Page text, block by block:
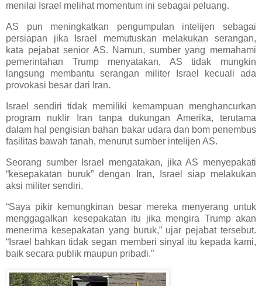
menilai Israel melihat momentum ini sebagai peluang.
AS pun meningkatkan pengumpulan intelijen sebagai
persiapan jika Israel memutuskan melakukan serangan,
kata pejabat senior AS. Namun, sumber yang memahami
pemerintahan Trump menyatakan, AS tidak mungkin
langsung membantu serangan militer Israel kecuali ada
provokasi besar dari Iran.
Israel sendiri tidak memiliki kemampuan menghancurkan
program nuklir Iran tanpa dukungan Amerika, terutama
dalam hal pengisian bahan bakar udara dan bom penembus
fasilitas bawah tanah, menurut sumber intelijen AS.
Seorang sumber Israel mengatakan, jika AS menyepakati
“kesepakatan buruk” dengan Iran, Israel siap melakukan
aksi militer sendiri.
“Saya pikir kemungkinan besar mereka menyerang untuk
menggagalkan kesepakatan itu jika mengira Trump akan
menerima kesepakatan yang buruk,” ujar pejabat tersebut.
“Israel bahkan tidak segan memberi sinyal itu kepada kami,
baik secara publik maupun pribadi.”